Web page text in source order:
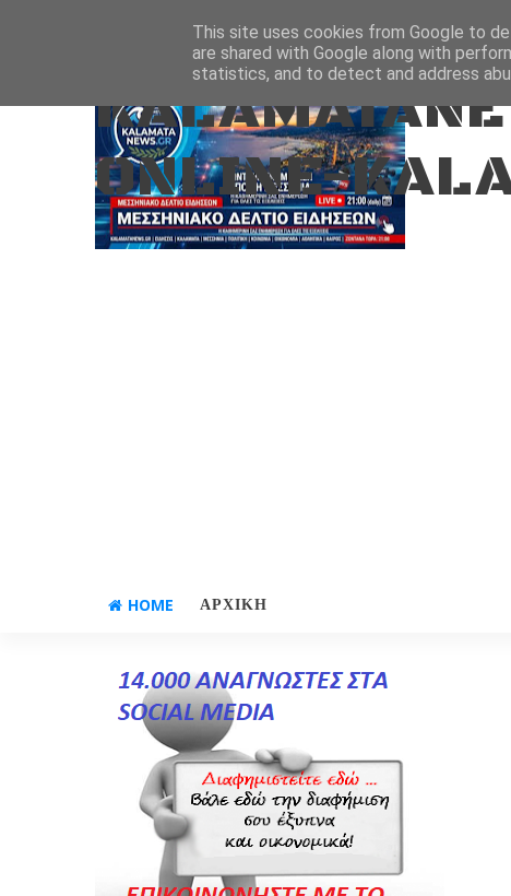
Aug 6, 2026
ONLINE-
HOME ΑΡΧΙΚΗ
This site uses cookies from Google to
are shared with Google along with
statistics, and to detect and address